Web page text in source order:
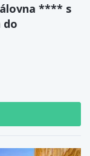
**** s
do